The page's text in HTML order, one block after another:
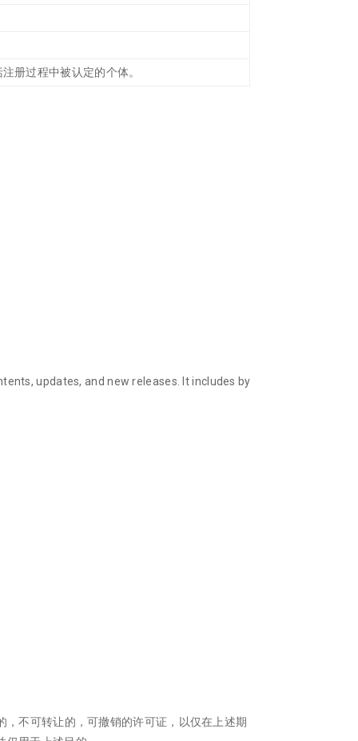
册过程中被认定的个体。
updates, and new releases. It includes by
不可转让的，可撤销的许可证，以仅在上述期